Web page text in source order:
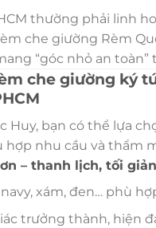
thường phải linh
che giường Rèm
“góc nhỏ an toàn”
che giường ký
Huy, bạn có thể lựa
hợp nhu cầu và thẩm
– thanh lịch, tối giản
xám, đen… phù
trưởng thành, hiện